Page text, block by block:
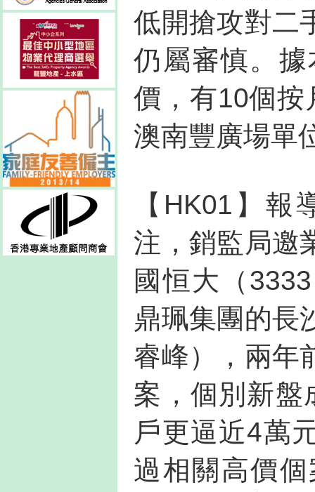
低開搶攻對二
仍屬審慎。
價，有10個按
澳南豐廣場單
【HK01】
注，銷監局邀
國恒大（
鼎珮集團的長
睿峰），兩年
案，個別新盤
戶更逼近4萬
過相關高價